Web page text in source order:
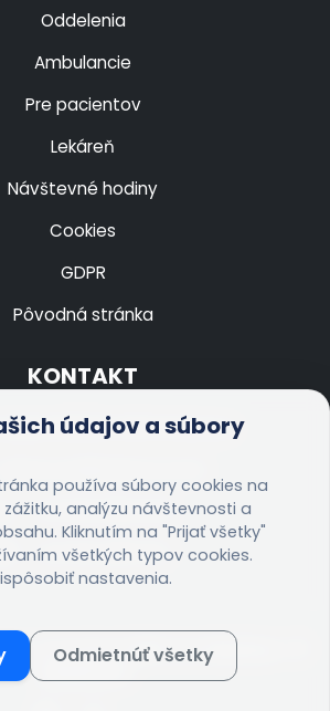
Oddelenia
Ambulancie
Pre pacientov
Lekáreň
Návštevné hodiny
Cookies
GDPR
Pôvodná stránka
KONTAKT
635/25, 050 01 Revúca
+421 58 4833 333
+421 58 4833 312
vyhradené:NsP, n.o. Revúca - IT
oddelenie
údajov a súbory
používa súbory cookies na
analýzu návštevnosti a
Kliknutím na "Prijať všetky"
všetkých typov cookies.
nastavenia.
Odmietnúť všetky